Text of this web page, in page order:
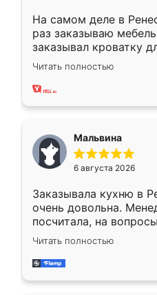
На самом деле в
раз заказываю
заказывал кроватку
ребёнка при его
заказал шкаф-купе.
хорошее сборка
меньше, здесь же он
Мне нравится ,если
мебели буду
Читать полностью
Мальвина
6 августа 2026
Заказывала кухню в
очень довольна.
посчитала, на
Замерщик приехал в
делу со всей
за день, ребята
Читать полностью